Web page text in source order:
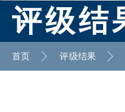
评级结
首页 评级结果